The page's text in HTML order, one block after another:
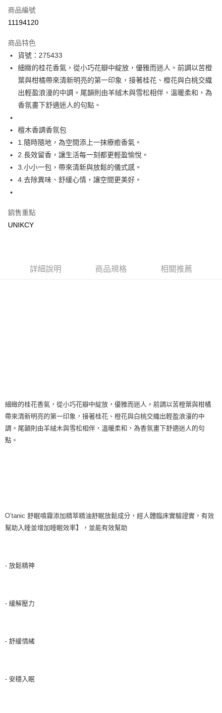
信用卡一次付款
LINE Pay
Apple Pay
街口支付
悠遊付
Google Pay
運送方式
7-11取貨付款［需3-5個工作天不含預購商品］
每筆NT$70，滿NT$499(含以上)免運費
每筆NT$70，滿NT$499(含以上)免運費
商品編號
11194120
商品特色
貨號：275433
細緻的桂花香氣，從小巧花瓣中綻放，優雅而迷人。前調以苦橙
葉與柑橘帶來清新明亮的第一印象，接著桂花、橙花與白桃交織
出輕盈浪漫的中調。尾韻則由羊絨木與雪松相伴，溫暖柔和，為
香氛畫下舒適迷人的句點。
檀木香調香氛包
1.隨時隨地，為空間添上一抹療癒香氣。
2.長效留香，讓生活每一刻都更輕盈愉悅。
3.小小一包，帶來清新與放鬆的儀式感。
4.去除異味、舒緩心情，讓空間更美好。
銷售重點
UNIKCY
詳細說明 商品規格 相關推薦
細緻的桂花香氣，從小巧花瓣中綻放，優雅而迷人。前調以苦橙葉與柑橘
帶來清新明亮的第一印象，接著桂花、橙花與白桃交織出輕盈浪漫的中
調。尾韻則由羊絨木與雪松相伴，溫暖柔和，為香氛畫下舒適迷人的句
點。
O’tanic 舒眠噴霧添加精萃精油舒眠放鬆成分，經人體臨床實驗證實，有效
幫助入睡並增加睡眠效率】，並能有效幫助
- 放鬆精神
- 緩解壓力
- 舒緩情緒
- 安穩入眠